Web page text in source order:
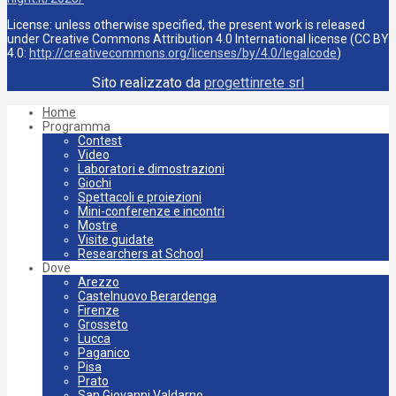
License: unless otherwise specified, the present work is released
under Creative Commons Attribution 4.0 International license (CC BY
4.0: http://creativecommons.org/licenses/by/4.0/legalcode)
Sito realizzato da progettinrete srl
Home
Programma
Contest
Video
Laboratori e dimostrazioni
Giochi
Spettacoli e proiezioni
Mini-conferenze e incontri
Mostre
Visite guidate
Researchers at School
Dove
Arezzo
Castelnuovo Berardenga
Firenze
Grosseto
Lucca
Paganico
Pisa
Prato